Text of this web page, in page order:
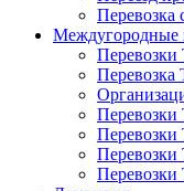
Перевозка
Междугородные
Перевозки
Перевозка
Перевозки
Перевозки
Перевозки
Перевозки